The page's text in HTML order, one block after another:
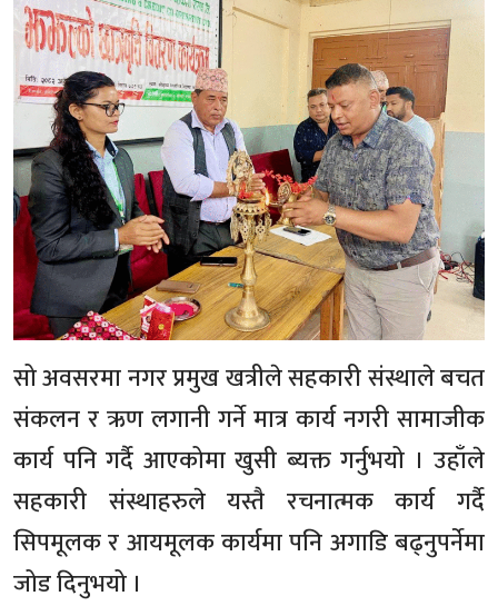
सो अवसरमा नगर प्रमुख खत्रीले सहकारी संस्थाले बचत
संकलन र ऋण लगानी गर्ने मात्र कार्य नगरी सामाजीक
कार्य पनि गर्दै आएकोमा खुसी ब्यक्त गर्नुभयो । उहाँले
सहकारी संस्थाहरुले यस्तै रचनात्मक कार्य गर्दै
सिपमूलक र आयमूलक कार्यमा पनि अगाडि बढ्नुपर्नेमा
जोड दिनुभयो ।